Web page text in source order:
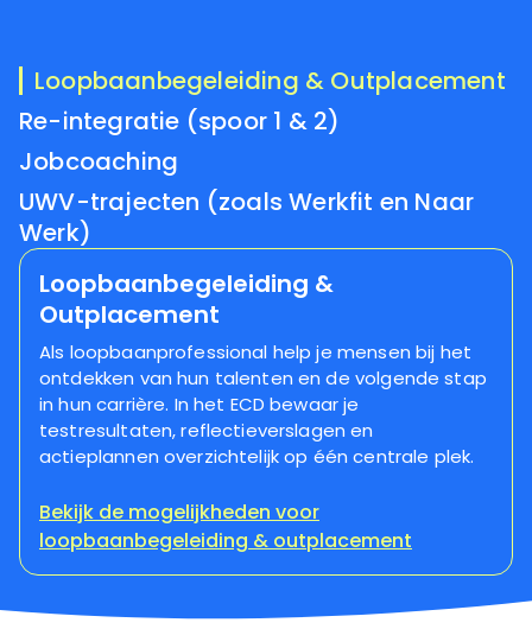
Loopbaanbegeleiding & Outplacement
Re-integratie (spoor 1 & 2)
Jobcoaching
UWV-trajecten (zoals Werkfit en Naar
Werk)
Loopbaanbegeleiding &
Outplacement
Als loopbaanprofessional help je mensen bij het
ontdekken van hun talenten en de volgende stap
in hun carrière. In het ECD bewaar je
testresultaten, reflectieverslagen en
actieplannen overzichtelijk op één centrale plek.
Bekijk de mogelijkheden voor
loopbaanbegeleiding & outplacement